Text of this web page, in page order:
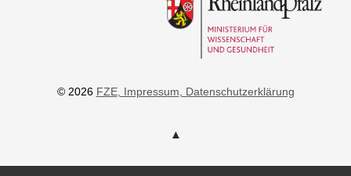
© 2026 FZE, Impressum, Datenschutzerklärung